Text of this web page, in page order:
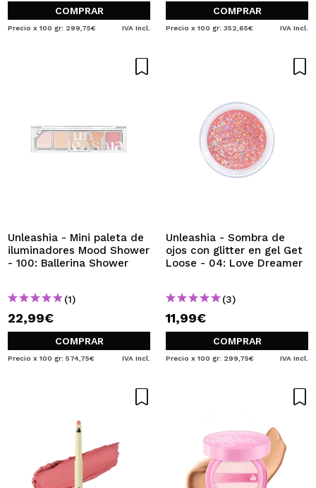
COMPRAR
Precio x 100 gr: 299,75€ IVA Incl.
COMPRAR
Precio x 100 gr: 352,65€ IVA Incl.
Unleashia - Mini paleta de
iluminadores Mood Shower
- 100: Ballerina Shower
(1)
22,99€
COMPRAR
Precio x 100 gr: 574,75€ IVA Incl.
Unleashia - Sombra de
ojos con glitter en gel Get
Loose - 04: Love Dreamer
(3)
11,99€
COMPRAR
Precio x 100 gr: 299,75€ IVA Incl.